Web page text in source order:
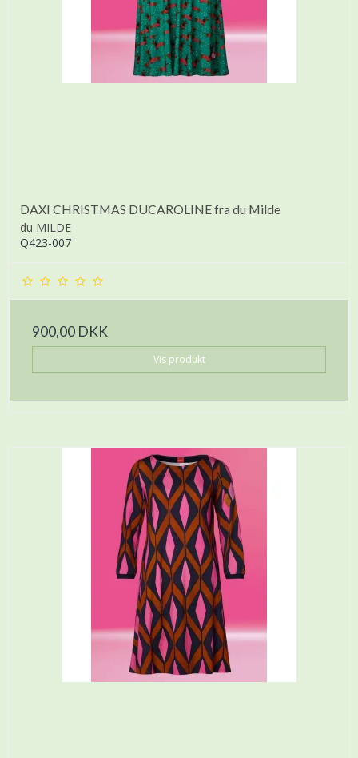
DAXI CHRISTMAS DUCAROLINE fra du Milde
du MILDE
Q423-007
900,00 DKK
Vis produkt